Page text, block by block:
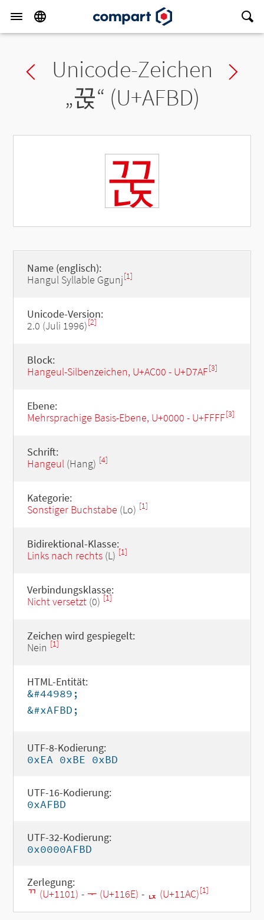
Previous char
Unicode-Zeichen
„꾽“ (U+AFBD)
꾽
Name (englisch):
Hangul Syllable Ggunj[1]
Unicode-Version:
2.0 (Juli 1996)[2]
Block:
Hangeul-Silbenzeichen, U+AC00 - U+D7AF[3]
Ebene:
Mehrsprachige Basis-Ebene, U+0000 - U+FFFF[3]
Schrift:
Hangeul(Hang) [4]
Kategorie:
Sonstiger Buchstabe (Lo) [1]
Bidirektional-Klasse:
Links nach rechts(L) [1]
Verbindungsklasse:
Nicht versetzt(0) [1]
Zeichen wird gespiegelt:
Nein [1]
HTML-Entität:
&#44989;
&#xAFBD;
UTF-8-Kodierung:
0xEA 0xBE 0xBD
UTF-16-Kodierung:
0xAFBD
UTF-32-Kodierung:
0x0000AFBD
Zerlegung:
ᄁ (U+1101) - ᅮ (U+116E) - ᆬ (U+11AC)[1]